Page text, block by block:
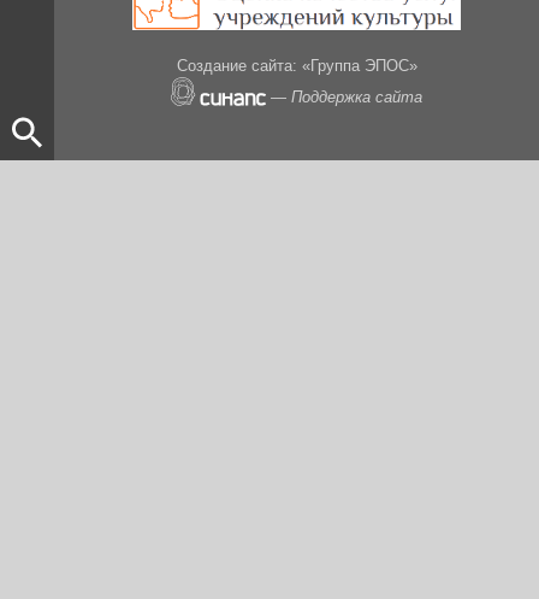
Создание сайта: «Группа ЭПОС»
— Поддержка сайта